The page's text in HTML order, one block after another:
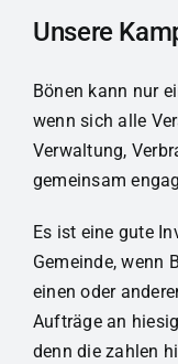
Unsere
Bönen kann nur
wenn sich alle
Verwaltung,
gemeinsam
Es ist eine gute
Gemeinde, wenn
einen oder
Aufträge an
denn die zahlen